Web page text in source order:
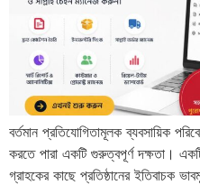
বর্তমান প্রতিযোগিতামূলক ব্যবসায়িক
করতে পারা একটি গুরুত্বপূর্ণ দক্ষতা।
গ্রাহকের কাছে প্রতিষ্ঠানের ইতিবাচক